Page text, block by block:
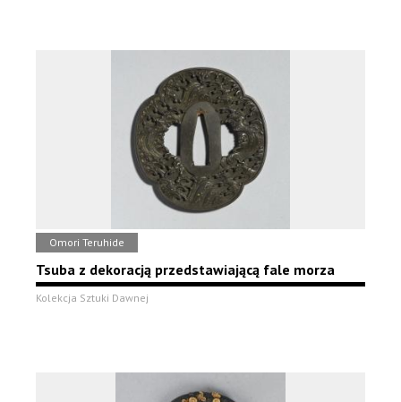
Omori Teruhide
Tsuba z dekoracją przedstawiającą fale morza
Kolekcja Sztuki Dawnej